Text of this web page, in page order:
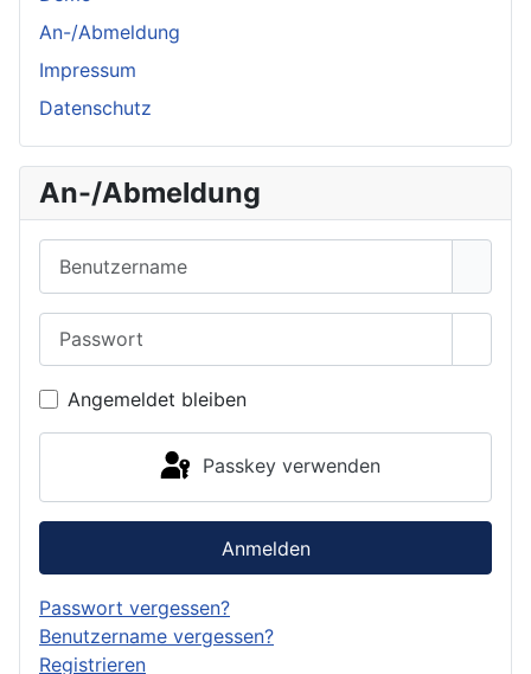
An-/Abmeldung
Impressum
Datenschutz
An-/Abmeldung
Angemeldet bleiben
Passkey verwenden
Anmelden
Passwort vergessen?
Benutzername vergessen?
Registrieren